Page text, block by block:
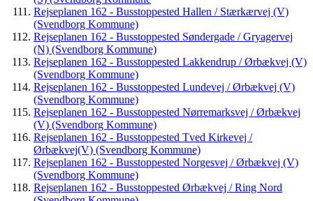
Rejseplanen 162 - Busstoppested Hallen / Stærkærvej (V)
(Svendborg Kommune)
Rejseplanen 162 - Busstoppested Søndergade / Gryagervej
(N) (Svendborg Kommune)
Rejseplanen 162 - Busstoppested Lakkendrup / Ørbækvej (V)
(Svendborg Kommune)
Rejseplanen 162 - Busstoppested Lundevej / Ørbækvej (V)
(Svendborg Kommune)
Rejseplanen 162 - Busstoppested Nørremarksvej / Ørbækvej
(V) (Svendborg Kommune)
Rejseplanen 162 - Busstoppested Tved Kirkevej /
Ørbækvej(V) (Svendborg Kommune)
Rejseplanen 162 - Busstoppested Norgesvej / Ørbækvej (V)
(Svendborg Kommune)
Rejseplanen 162 - Busstoppested Ørbækvej / Ring Nord